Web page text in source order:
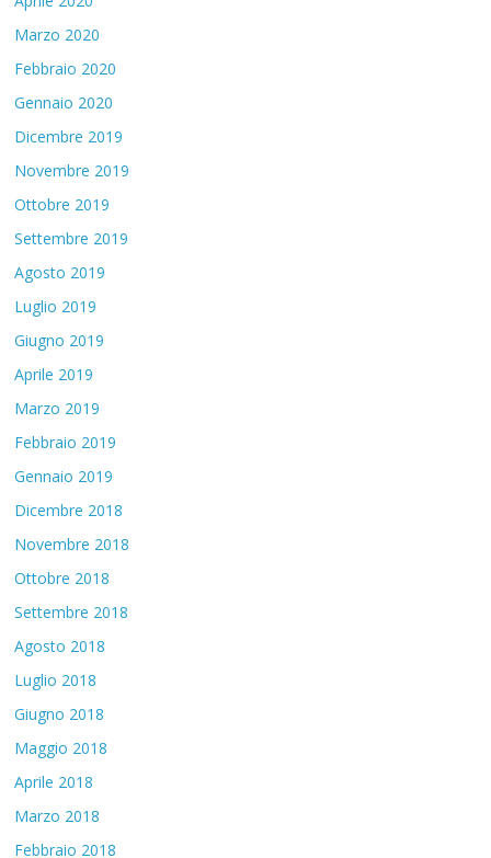
Marzo 2020
Febbraio 2020
Gennaio 2020
Dicembre 2019
Novembre 2019
Ottobre 2019
Settembre 2019
Agosto 2019
Luglio 2019
Giugno 2019
Aprile 2019
Marzo 2019
Febbraio 2019
Gennaio 2019
Dicembre 2018
Novembre 2018
Ottobre 2018
Settembre 2018
Agosto 2018
Luglio 2018
Giugno 2018
Maggio 2018
Aprile 2018
Marzo 2018
Febbraio 2018